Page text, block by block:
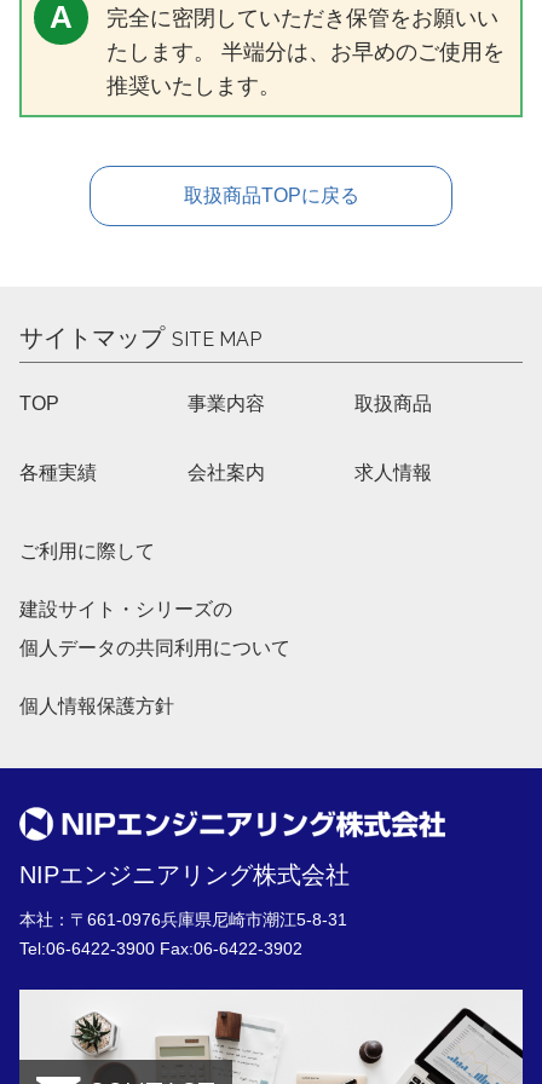
A
完全に密閉していただき保管をお願いい
たします。 半端分は、お早めのご使用を
推奨いたします。
取扱商品TOPに戻る
サイトマップ SITE MAP
TOP 事業内容 取扱商品
各種実績 会社案内 求人情報
ご利用に際して
建設サイト・シリーズの
個人データの共同利用について
個人情報保護方針
NIPエンジニアリング株式会社
本社：〒661-0976兵庫県尼崎市潮江5-8-31
Tel:06-6422-3900 Fax:06-6422-3902